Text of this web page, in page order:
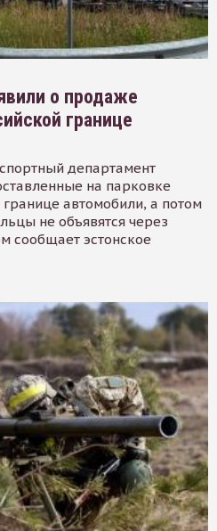
о продаже
границе
департамент
на парковке
автомобили, а потом
не объявятся через
сообщает эстонское